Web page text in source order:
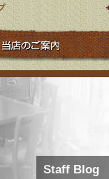
Staff Blog